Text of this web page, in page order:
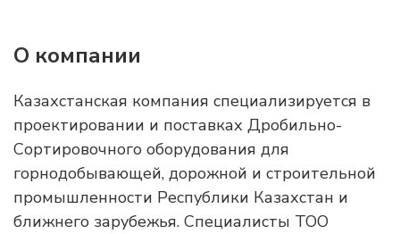
О компании
Казахстанская компания специализируется в
проектировании и поставках Дробильно-
Сортировочного оборудования для
горнодобывающей, дорожной и строительной
промышленности Республики Казахстан и
ближнего зарубежья. Специалисты ТОО